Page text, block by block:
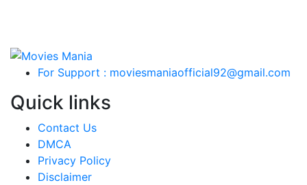
For Support : moviesmaniaofficial92@gmail.com
Quick links
Contact Us
DMCA
Privacy Policy
Disclaimer